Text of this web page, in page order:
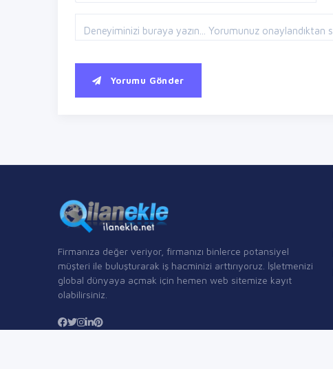
Yorumu Gönder
Firmanıza değer veriyor, firmanızı binlerce potansiyel
müşteri ile buluşturarak iş hacminizi arttırıyoruz. İşletmenizi
global dünyaya açmak için hemen web sitemize kayıt
olabilirsiniz.